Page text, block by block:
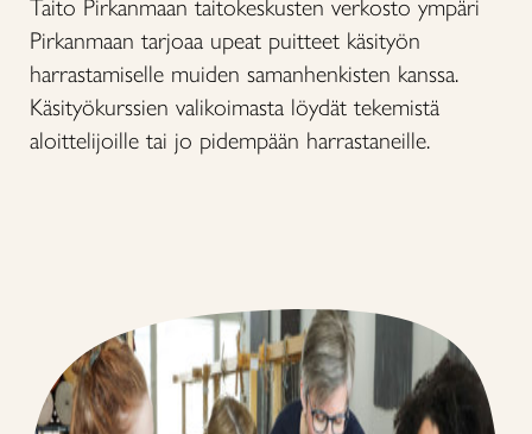
Taito Pirkanmaan taitokeskusten verkosto ympäri
Pirkanmaan tarjoaa upeat puitteet käsityön
harrastamiselle muiden samanhenkisten kanssa.
Käsityökurssien valikoimasta löydät tekemistä
aloittelijoille tai jo pidempään harrastaneille.